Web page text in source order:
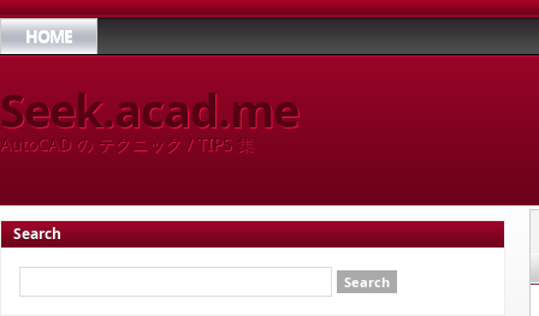
HOME
Seek.acad.me
AutoCAD の テクニック / TIPS 集
Search